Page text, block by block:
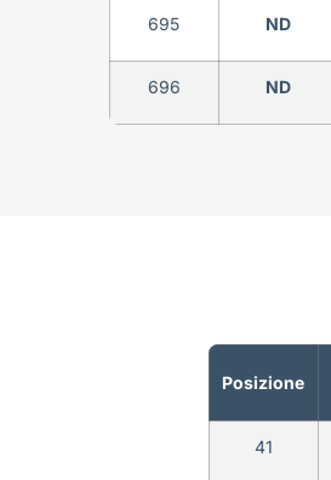
695 ND
696 ND
Posizione
41